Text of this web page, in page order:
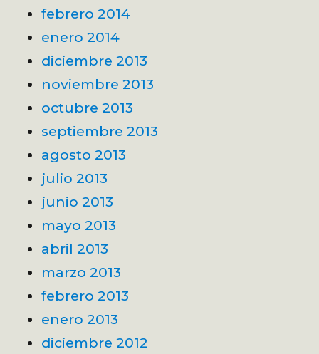
febrero 2014
enero 2014
diciembre 2013
noviembre 2013
octubre 2013
septiembre 2013
agosto 2013
julio 2013
junio 2013
mayo 2013
abril 2013
marzo 2013
febrero 2013
enero 2013
diciembre 2012